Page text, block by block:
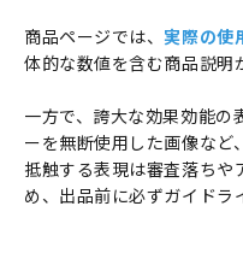
商品ページでは、実際の使
体的な数値を含む商品説明
一方で、誇大な効果効能の
ーを無断使用した画像な
抵触する表現は審査落ち
め、出品前に必ずガイドラ